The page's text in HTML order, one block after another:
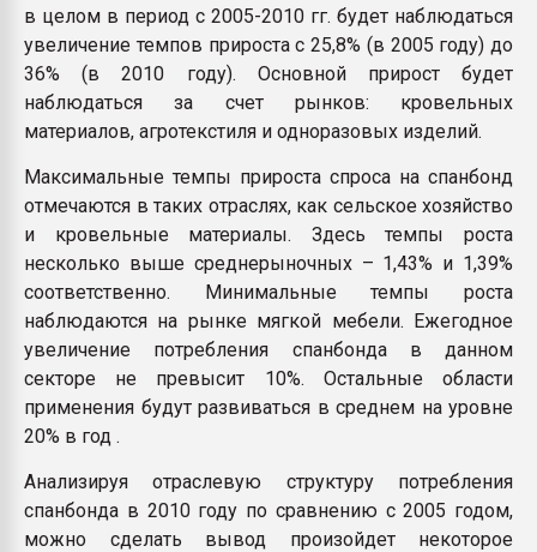
в целом в период с 2005-2010 гг. будет наблюдаться
увеличение темпов прироста с 25,8% (в 2005 году) до
36% (в 2010 году). Основной прирост будет
наблюдаться за счет рынков: кровельных
материалов, агротекстиля и одноразовых изделий.
Максимальные темпы прироста спроса на спанбонд
отмечаются в таких отраслях, как сельское хозяйство
и кровельные материалы. Здесь темпы роста
несколько выше среднерыночных – 1,43% и 1,39%
соответственно. Минимальные темпы роста
наблюдаются на рынке мягкой мебели. Ежегодное
увеличение потребления спанбонда в данном
секторе не превысит 10%. Остальные области
применения будут развиваться в среднем на уровне
20% в год .
Анализируя отраслевую структуру потребления
спанбонда в 2010 году по сравнению с 2005 годом,
можно сделать вывод произойдет некоторое